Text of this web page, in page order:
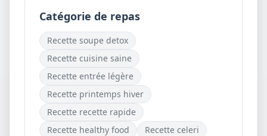
Je crée mon compte
gratuitement
Catégorie de repas
Recette soupe detox
Recette cuisine saine
Recette entrée légère
Recette printemps hiver
Recette recette rapide
Recette healthy food Recette celeri